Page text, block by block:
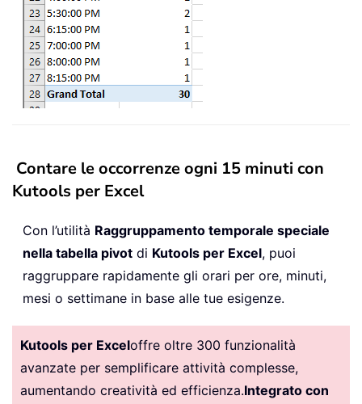
Contare le occorrenze ogni 15 minuti con
Kutools per Excel
Con l’utilità Raggruppamento temporale speciale
nella tabella pivot di Kutools per Excel, puoi
raggruppare rapidamente gli orari per ore, minuti,
mesi o settimane in base alle tue esigenze.
Kutools per Exceloffre oltre 300 funzionalità
avanzate per semplificare attività complesse,
aumentando creatività ed efficienza.Integrato con